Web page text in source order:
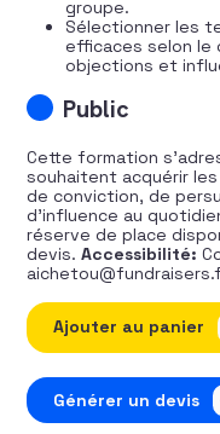
groupe.
Sélectionner les
efficaces selon
objections et
Public
Cette formation
souhaitent acquérir
de conviction, de
d’influence au
réserve de place
devis.Accessibilité:
quantité de Boostez
Ajouter au panier
Générer un devis